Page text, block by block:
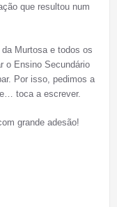
que resultou num
Murtosa e todos os
o Ensino Secundário
Por isso, pedimos a
toca a escrever.
grande adesão!